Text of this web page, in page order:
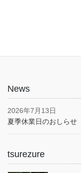
News
2026年7月13日
夏季休業日のおしらせ
tsurezure